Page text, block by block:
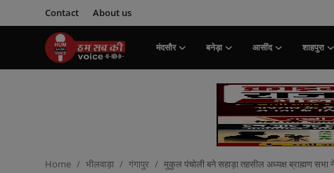
Contact About us
मंदसौर बनेड़ा आसींद शाहपुरा
Home भीलवाड़ा गंगापुर मुकुल पंचोली बने सहाड़ा तहसील अध्यक्ष ब्राह्मण सभा ने